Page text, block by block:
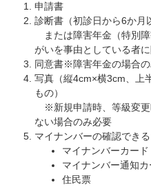
申請書
診断書（初診日から6か月
または障害年金（特別
がいを事由としている者に
同意書※障害年金の場合
写真（縦4cm×横3cm、上
もの）
※新規申請時、等級変更
ない場合のみ必要
マイナンバーの確認でき
マイナンバーカード
マイナンバー通知カ
住民票